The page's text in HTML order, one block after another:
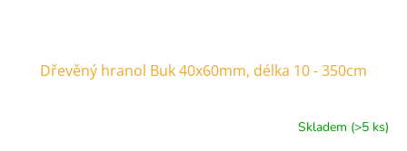
Dřevěný hranol Buk 40x60mm, délka 10 - 350cm
Skladem (>5 ks)